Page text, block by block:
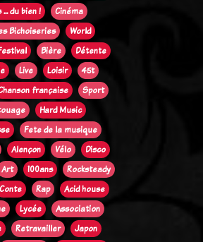
du bien !
Cinéma
Bichoiseries
World
Bière
Détente
Live Loisir
45t
française
Sport
Hard Music
Fete de la musique
Alençon Vélo
Disco
Art 100ans
Rocksteady
Conte Rap
Acid house
Lycée
Association
Retravailler
Japon